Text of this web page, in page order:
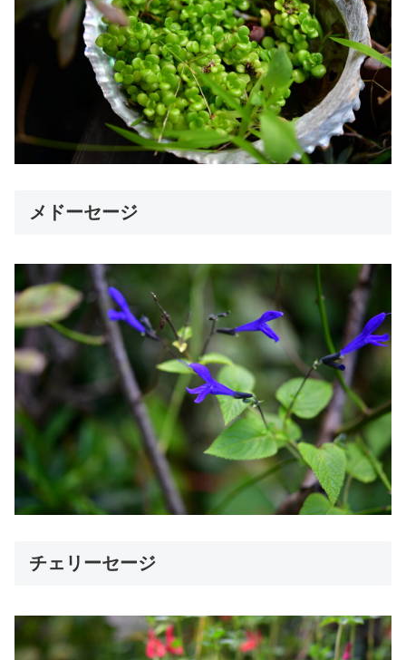
メドーセージ
チェリーセージ